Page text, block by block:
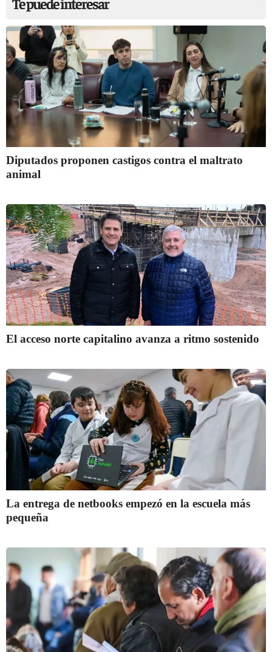
Diputados proponen castigos contra el maltrato
animal
El acceso norte capitalino avanza a ritmo sostenido
La entrega de netbooks empezó en la escuela más
pequeña